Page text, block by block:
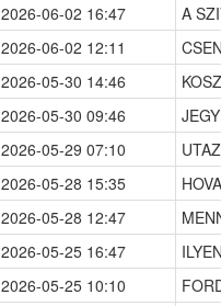
2026-06-02 16:47
A
2026-06-02 12:11
2026-05-30 14:46
2026-05-30 09:46
2026-05-29 07:10
2026-05-28 15:35
2026-05-28 12:47
2026-05-25 16:47
2026-05-25 10:10